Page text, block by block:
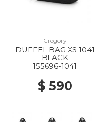
Gregory
DUFFEL BAG XS 1041
BLACK
155696-1041
$ 590